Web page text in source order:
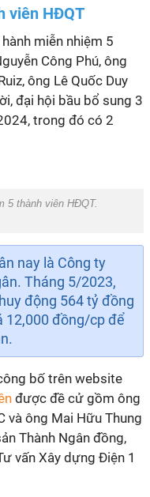
viên HĐQT
miễn nhiệm 5
Công Phú, ông
ông Lê Quốc Duy
đại hội bầu bổ sung 3
trong đó có 2
5 thành viên HĐQT.
nay là Công ty
Tháng 5/2023,
động 564 tỷ đồng
12,000 đồng/cp để
bố trên website
được đề cử gồm ông
và ông Mai Hữu Thung
Thành Ngân đồng,
vấn Xây dựng Điện 1